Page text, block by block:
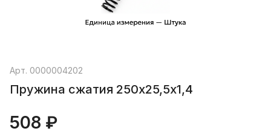
Арт. 0000004202
Пружина сжатия 250х25,5х1,4
508 ₽